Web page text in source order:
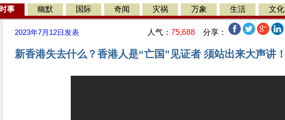
时事 幽默 国际 奇闻 灾祸 万象 生活 文化
2023年7月12日 发表 人气： 75,688 分享：
新香港失去什么？香港人是“亡国”见证者 须站出来大声讲